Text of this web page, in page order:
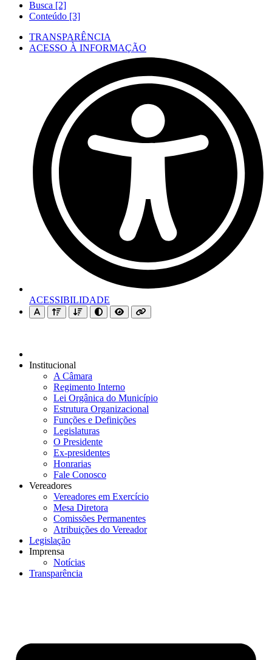
Busca [2]
Conteúdo [3]
TRANSPARÊNCIA
ACESSO À INFORMAÇÃO
ACESSIBILIDADE
Institucional
A Câmara
Regimento Interno
Lei Orgânica do Município
Estrutura Organizacional
Funções e Definições
Legislaturas
O Presidente
Ex-presidentes
Honrarias
Fale Conosco
Vereadores
Vereadores em Exercício
Mesa Diretora
Comissões Permanentes
Atribuições do Vereador
Legislação
Imprensa
Notícias
Transparência